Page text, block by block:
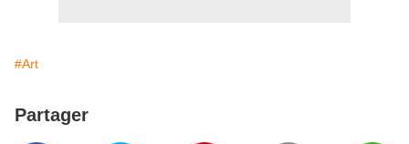
#Art
Partager